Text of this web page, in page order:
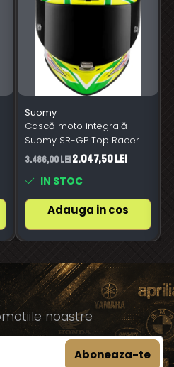
Suomy
Cască moto integrală
Suomy SR-GP Top Racer
3.486,00 Lei2.047,50 Lei
IN STOC
Adauga in cos
noastre